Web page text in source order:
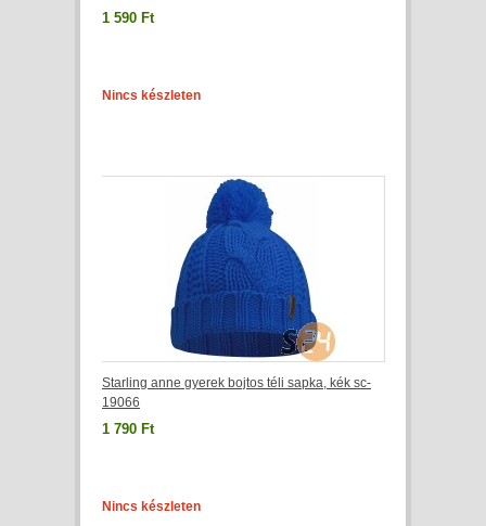
1 590 Ft
Nincs készleten
Starling anne gyerek bojtos téli sapka, kék sc-
19066
1 790 Ft
Nincs készleten